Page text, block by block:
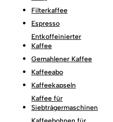
Filterkaffee
Espresso
Entkoffeinierter
Kaffee
Gemahlener Kaffee
Kaffeeabo
Kaffeekapseln
Kaffee für
Siebträgermaschinen